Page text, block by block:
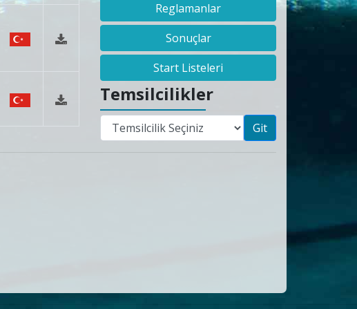
Reglamanlar
Sonuçlar
Start Listeleri
Temsilcilikler
Git